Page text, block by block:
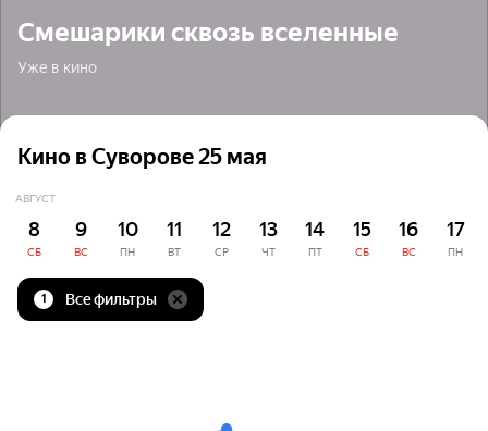
Смешарики сквозь вселенные
Уже в кино
Кино в Суворове 25 мая
АВГУСТ
8
СБ
9
ВС
10
ПН
11
ВТ
12
СР
13
ЧТ
14
ПТ
15
СБ
16
ВС
17
ПН
1 Все фильтры